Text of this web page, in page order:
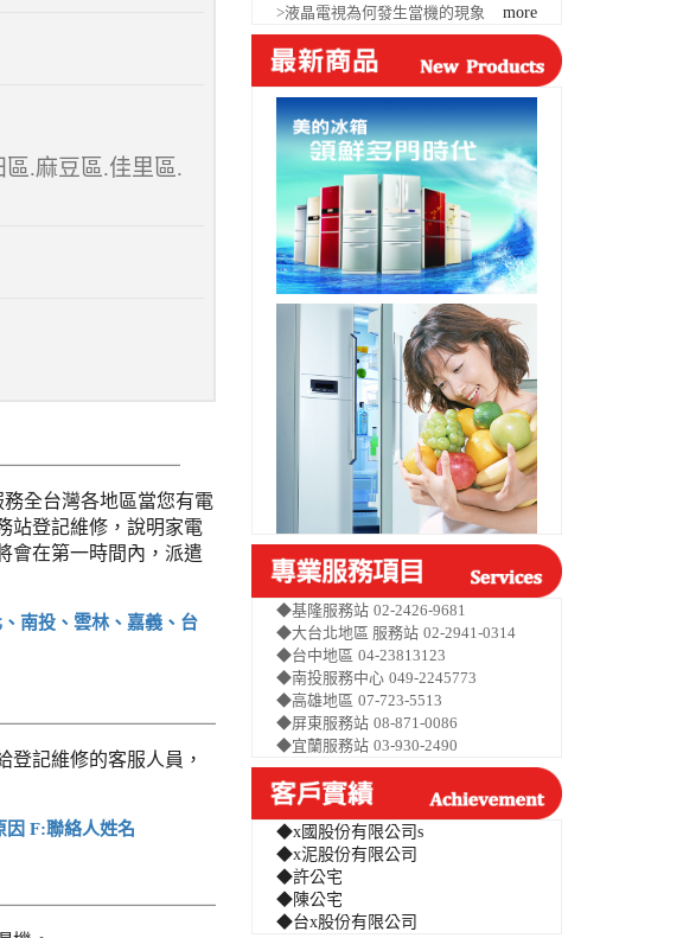
.麻豆區.佳里區.
務全台灣各地區當您有電
站登記維修，說明家電
會在第一時間內，派遣
南投、雲林、嘉義、台
登記維修的客服人員，
F:聯絡人姓名
>液晶電視為何發生當機的現象
more
◆基隆服務站 02-2426-9681
◆大台北地區 服務站 02-2941-0314
◆台中地區 04-23813123
◆南投服務中心 049-2245773
◆高雄地區 07-723-5513
◆屏東服務站 08-871-0086
◆宜蘭服務站 03-930-2490
◆x國股份有限公司s
◆x泥股份有限公司
◆許公宅
◆陳公宅
◆台x股份有限公司